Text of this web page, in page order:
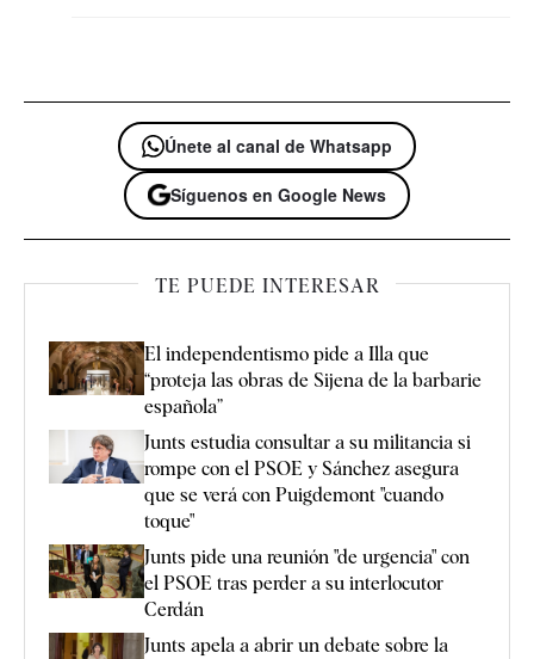
Únete al canal de Whatsapp
Síguenos en Google News
TE PUEDE INTERESAR
El independentismo pide a Illa que
“proteja las obras de Sijena de la barbarie
española”
Junts estudia consultar a su militancia si
rompe con el PSOE y Sánchez asegura
que se verá con Puigdemont "cuando
toque"
Junts pide una reunión "de urgencia" con
el PSOE tras perder a su interlocutor
Cerdán
Junts apela a abrir un debate sobre la